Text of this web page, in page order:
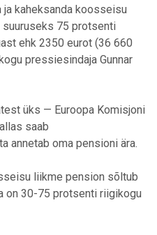
kaheksanda koosseisu
75 protsenti
ehk 2350 eurot (36 660
pressiesindaja Gunnar
üks — Euroopa Komisjoni
saab
annetab oma pensioni ära.
liikme pension sõltub
on 30-75 protsenti riigikogu